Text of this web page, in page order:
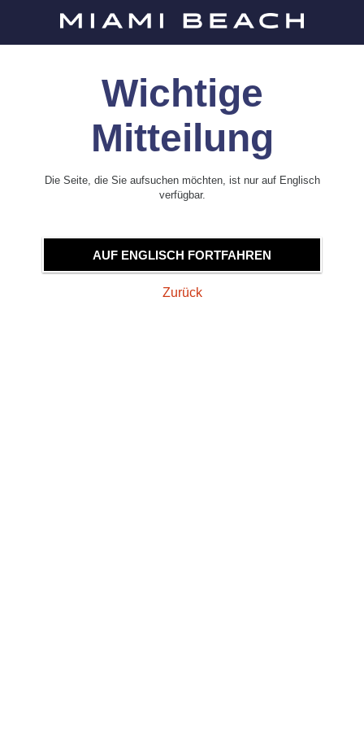
Wichtige
Mitteilung
Die Seite, die Sie aufsuchen möchten, ist nur auf Englisch
verfügbar.
AUF ENGLISCH FORTFAHREN
Zurück